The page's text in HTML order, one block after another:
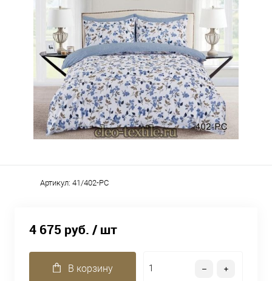
Артикул: 41/402-PC
4 675 руб. / шт
В корзину